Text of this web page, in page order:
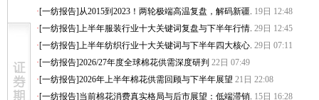
·[一纺报告]从2015到2023！两轮极端高温复盘，解码新疆. 19日 12:48
·[一纺报告]上半年服装行业十大关键词复盘与下半年行情. 29日 12:45
·[一纺报告]上半年纺织行业十大关键词与下半年四大核心. 29日 07:11
·[一纺报告]2026/27年度全球棉花供需深度研判 22日 07:49
·[一纺报告]2026年上半年棉花供需回顾与下半年展望 21日 22:08
·[一纺报告]当前棉花消费真实格局与后市展望：低端滞销. 15日 16:28